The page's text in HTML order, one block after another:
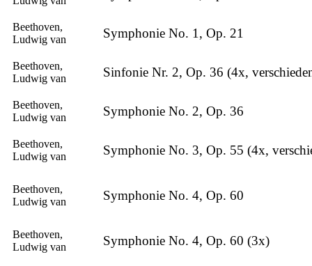
Beethoven,
Ludwig van
Symphonie No. 1, Op. 21
Beethoven,
Ludwig van
Sinfonie Nr. 2, Op. 36 (4x,
Beethoven,
Ludwig van
Symphonie No. 2, Op. 36
Beethoven,
Ludwig van
Symphonie No. 3, Op. 55 (4x,
Beethoven,
Ludwig van
Symphonie No. 4, Op. 60
Beethoven,
Ludwig van
Symphonie No. 4, Op. 60 (3x)